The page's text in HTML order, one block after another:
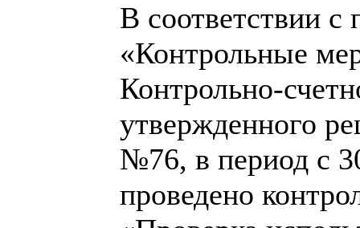
В соответствии с
«Контрольные
Контрольно-
утвержденного
№76, в период с
проведено